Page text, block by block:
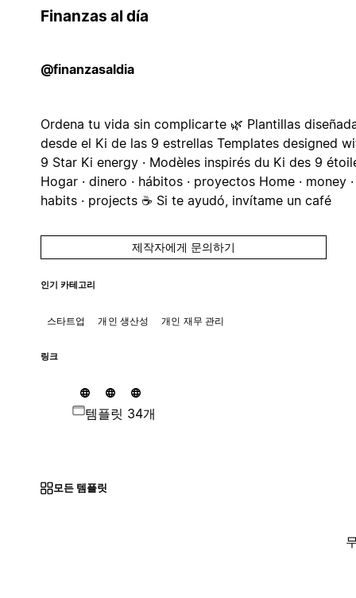
Finanzas al día
@finanzasaldia
Ordena tu vida sin complicarte 🌿 Plantillas
desde el Ki de las 9 estrellas Templates designed
9 Star Ki energy · Modèles inspirés du Ki des 9
Hogar · dinero · hábitos · proyectos Home · money ·
habits · projects ☕ Si te ayudó, invítame un café
제작자에게 문의하기
인기 카테고리
스타트업 개인 생산성 개인 재무 관리
링크
템플릿 34개
모든 템플릿